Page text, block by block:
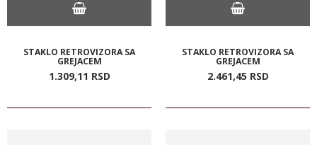
STAKLO RETROVIZORA SA
GREJACEM
1.309,11 RSD
STAKLO RETROVIZORA SA
GREJACEM
2.461,45 RSD